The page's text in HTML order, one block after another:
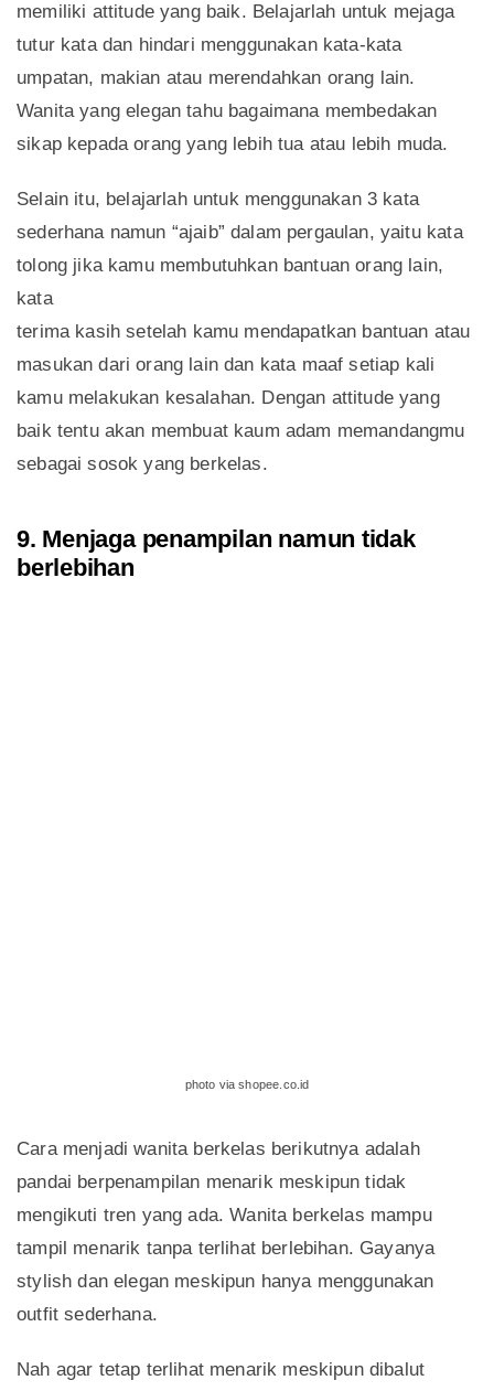
memiliki attitude yang baik. Belajarlah untuk mejaga
tutur kata dan hindari menggunakan kata-kata
umpatan, makian atau merendahkan orang lain.
Wanita yang elegan tahu bagaimana membedakan
sikap kepada orang yang lebih tua atau lebih muda.
Selain itu, belajarlah untuk menggunakan 3 kata
sederhana namun “ajaib” dalam pergaulan, yaitu kata
tolong jika kamu membutuhkan bantuan orang lain,
kata
terima kasih setelah kamu mendapatkan bantuan atau
masukan dari orang lain dan kata maaf setiap kali
kamu melakukan kesalahan. Dengan attitude yang
baik tentu akan membuat kaum adam memandangmu
sebagai sosok yang berkelas.
9. Menjaga penampilan namun tidak
berlebihan
photo via shopee.co.id
Cara menjadi wanita berkelas berikutnya adalah
pandai berpenampilan menarik meskipun tidak
mengikuti tren yang ada. Wanita berkelas mampu
tampil menarik tanpa terlihat berlebihan. Gayanya
stylish dan elegan meskipun hanya menggunakan
outfit sederhana.
Nah agar tetap terlihat menarik meskipun dibalut